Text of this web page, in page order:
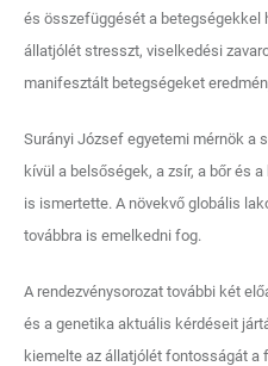
és összefüggését a betegségekkel
állatjólét stresszt, viselkedési
manifesztált betegségeket
Surányi József egyetemi mérnök a
kívül a belsőségek, a zsír, a bőr és
is ismertette. A növekvő globális
továbbra is emelkedni fog.
A rendezvénysorozat további két
és a genetika aktuális kérdéseit
kiemelte az állatjólét fontosságát a